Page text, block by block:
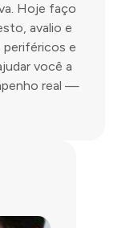
Hoje faço
avalio e
periféricos e
você a
real —